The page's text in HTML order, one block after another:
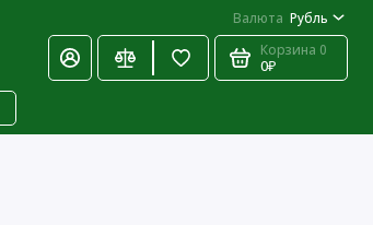
Валюта Рубль
Корзина 0
0₽